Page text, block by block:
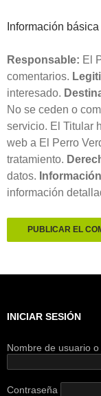
Información
Responsable: El
comentarios.
interesado.
No se ceden o
servicio. El Titular
web a El Perro
tratamiento.
datos.
información
INICIAR SESIÓN
Nombre de usuario
Contraseña